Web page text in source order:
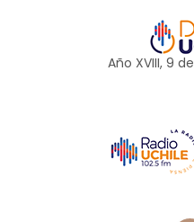
Año XVIII, 9 de